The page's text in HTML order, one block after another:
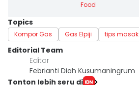
Food
Topics
Kompor Gas Gas Elpiji tips masak
Editorial Team
Editor
Febrianti Diah Kusumaningrum
Tonton lebih seru di